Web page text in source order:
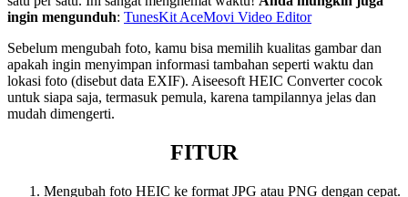
ingin mengunduh: TunesKit AceMovi Video Editor
Sebelum mengubah foto, kamu bisa memilih kualitas gambar dan
apakah ingin menyimpan informasi tambahan seperti waktu dan
lokasi foto (disebut data EXIF). Aiseesoft HEIC Converter cocok
untuk siapa saja, termasuk pemula, karena tampilannya jelas dan
mudah dimengerti.
FITUR
Mengubah foto HEIC ke format JPG atau PNG dengan cepat.